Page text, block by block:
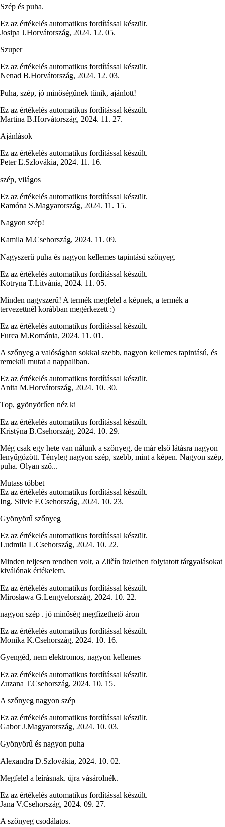
Szép és puha.
Ez az értékelés automatikus fordítással készült.
Josipa J.Horvátország, 2024. 12. 05.
Szuper
Ez az értékelés automatikus fordítással készült.
Nenad B.Horvátország, 2024. 12. 03.
Puha, szép, jó minőségűnek tűnik, ajánlott!
Ez az értékelés automatikus fordítással készült.
Martina B.Horvátország, 2024. 11. 27.
Ajánlások
Ez az értékelés automatikus fordítással készült.
Peter Ľ.Szlovákia, 2024. 11. 16.
szép, világos
Ez az értékelés automatikus fordítással készült.
Ramóna S.Magyarország, 2024. 11. 15.
Nagyon szép!
Kamila M.Csehország, 2024. 11. 09.
Nagyszerű puha és nagyon kellemes tapintású szőnyeg.
Ez az értékelés automatikus fordítással készült.
Kotryna T.Litvánia, 2024. 11. 05.
Minden nagyszerű! A termék megfelel a képnek, a termék a
tervezettnél korábban megérkezett :)
Ez az értékelés automatikus fordítással készült.
Furca M.Románia, 2024. 11. 01.
A szőnyeg a valóságban sokkal szebb, nagyon kellemes tapintású, és
remekül mutat a nappaliban.
Ez az értékelés automatikus fordítással készült.
Anita M.Horvátország, 2024. 10. 30.
Top, gyönyörűen néz ki
Ez az értékelés automatikus fordítással készült.
Kristýna B.Csehország, 2024. 10. 29.
Még csak egy hete van nálunk a szőnyeg, de már első látásra nagyon
lenyűgözött. Tényleg nagyon szép, szebb, mint a képen. Nagyon szép,
puha. Olyan sző...
Mutass többet
Ez az értékelés automatikus fordítással készült.
Ing. Silvie F.Csehország, 2024. 10. 23.
Gyönyörű szőnyeg
Ez az értékelés automatikus fordítással készült.
Ludmila L.Csehország, 2024. 10. 22.
Minden teljesen rendben volt, a Zličín üzletben folytatott tárgyalásokat
kiválónak értékelem.
Ez az értékelés automatikus fordítással készült.
Mirosława G.Lengyelország, 2024. 10. 22.
nagyon szép . jó minőség megfizethető áron
Ez az értékelés automatikus fordítással készült.
Monika K.Csehország, 2024. 10. 16.
Gyengéd, nem elektromos, nagyon kellemes
Ez az értékelés automatikus fordítással készült.
Zuzana T.Csehország, 2024. 10. 15.
A szőnyeg nagyon szép
Ez az értékelés automatikus fordítással készült.
Gabor J.Magyarország, 2024. 10. 03.
Gyönyörű és nagyon puha
Alexandra D.Szlovákia, 2024. 10. 02.
Megfelel a leírásnak. újra vásárolnék.
Ez az értékelés automatikus fordítással készült.
Jana V.Csehország, 2024. 09. 27.
A szőnyeg csodálatos.